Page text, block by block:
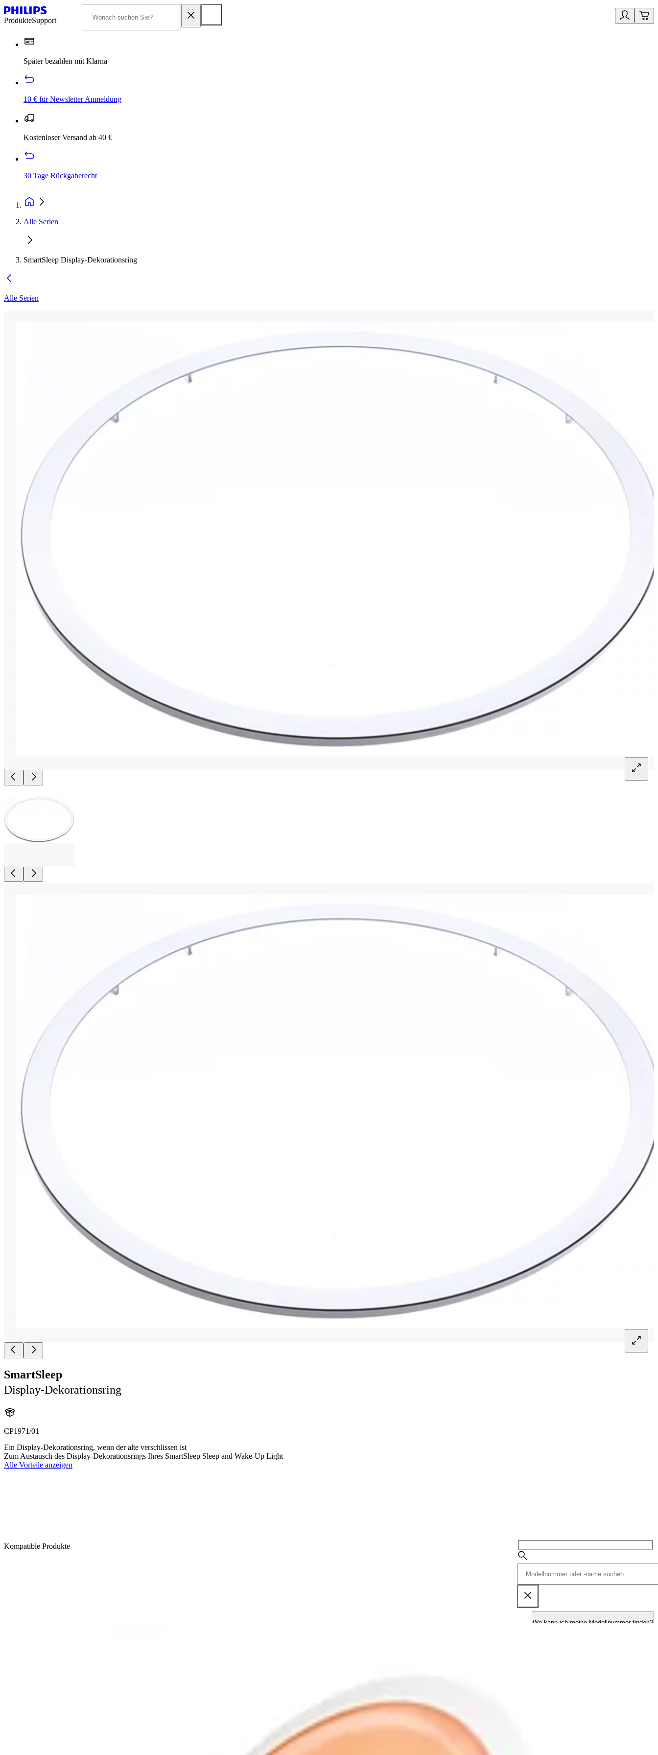
ProdukteSupport
Später bezahlen mit Klarna
10 € für Newsletter Anmeldung
Kostenloser Versand ab 40 €
30 Tage Rückgaberecht
Alle Serien
SmartSleep Display-Dekorationsring
Alle Serien
SmartSleep
Display-Dekorationsring
CP1971/01
Ein Display-Dekorationsring, wenn der alte verschlissen ist
Zum Austausch des Display-Dekorationsrings Ihres SmartSleep Sleep and Wake-Up Light
Alle Vorteile anzeigen
Kompatible Produkte
Wo kann ich meine Modellnummer finden?